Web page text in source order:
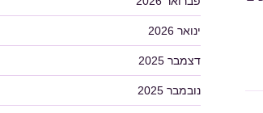
ינואר 2026
דצמבר 2025
נובמבר 2025